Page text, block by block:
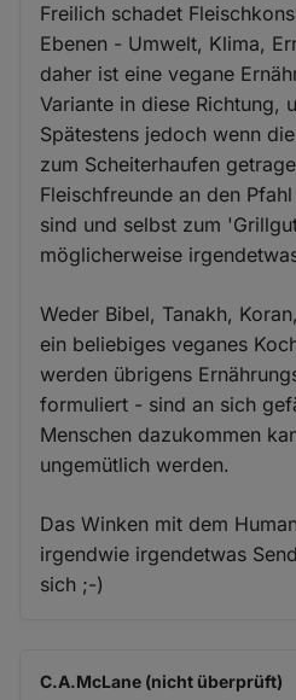
Freilich schadet
Ebenen - Umwelt, Klima,
daher ist eine vegane
Variante in diese Richtung,
Spätestens jedoch wenn
zum Scheiterhaufen
Fleischfreunde an den
sind und selbst zum
möglicherweise
Weder Bibel, Tanakh,
ein beliebiges veganes
werden übrigens
formuliert - sind an sich
Menschen dazukommen
ungemütlich werden.
Das Winken mit dem
irgendwie irgendetwas
sich ;-)
C.A.McLane (nicht überprüft)